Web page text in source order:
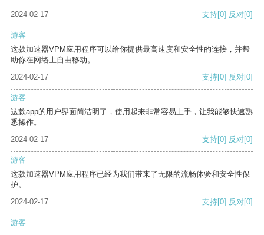
2024-02-17 支持[0] 反对[0]
游客
这款加速器VPM应用程序可以给你提供最高速度和安全性的连接，并帮
助你在网络上自由移动。
2024-02-17
支持[0] 反对[0]
游客
这款app的用户界面简洁明了，使用起来非常容易上手，让我能够快速熟
悉操作。
2024-02-17
支持[0] 反对[0]
游客
这款加速器VPM应用程序已经为我们带来了无限的流畅体验和安全性保
护。
2024-02-17
支持[0] 反对[0]
游客